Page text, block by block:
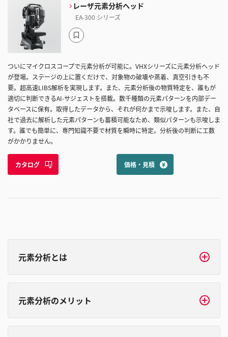
レーザ元素分析ヘッド
EA-300 シリーズ
ブ
ッ
マ
ー
ク
追
加
ついにマイクロスコープで元素分析が可能に。VHXシリーズに元素分析ヘッド
が登場。ステージの上に置くだけで、対象物の破壊や蒸着、真空引きも不
要。超高速LIBS解析を実現します。また、元素分析後の物質特定を、誰もが
適切に判断できるAI-サジェストを搭載。数千種類の元素パターンを内部デー
タベースに保有。取得したデータから、それが何かまで示唆します。また、自
社で過去に解析した元素パターンも蓄積可能なため、類似パターンも示唆しま
す。誰でも簡単に、専門知識不要で材質を瞬時に特定。分析後の判断に工数
がかかりません。
カタログ 価格・見積
元素分析とは
元素分析のメリット